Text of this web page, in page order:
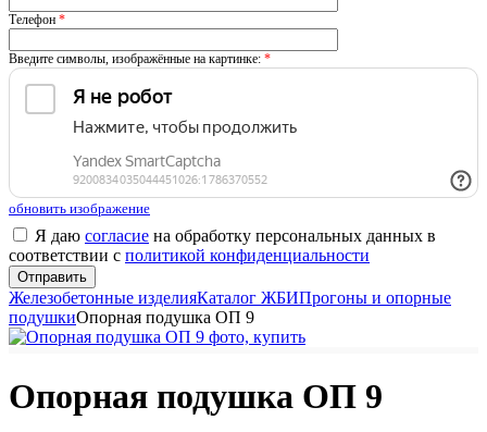
Телефон *
Введите символы, изображённые на картинке: *
обновить изображение
Я даю согласие на обработку персональных данных в
соответствии с политикой конфиденциальности
Железобетонные изделияКаталог ЖБИПрогоны и опорные
подушкиОпорная подушка ОП 9
Опорная подушка ОП 9